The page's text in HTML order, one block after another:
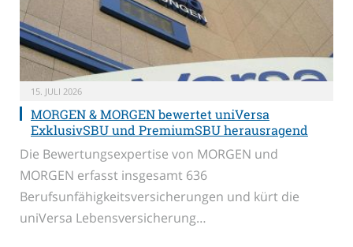
15. JULI 2026
MORGEN & MORGEN bewertet uniVersa
ExklusivSBU und PremiumSBU herausragend
Die Bewertungsexpertise von MORGEN und
MORGEN erfasst insgesamt 636
Berufsunfähigkeitsversicherungen und kürt die
uniVersa Lebensversicherung…